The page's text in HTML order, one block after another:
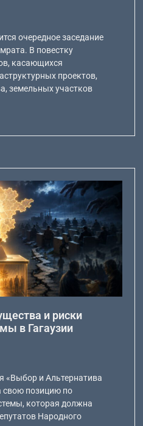
очередное заседание
В повестку
касающихся
проектов,
земельных участков
и риски
в Гагаузии
«Выбор и Альтернатива
свою позицию по
которая должна
Народного